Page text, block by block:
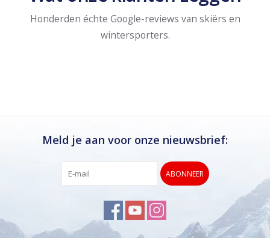
Honderden échte Google-reviews van skiërs en
wintersporters.
Meld je aan voor onze nieuwsbrief:
ABONNEER